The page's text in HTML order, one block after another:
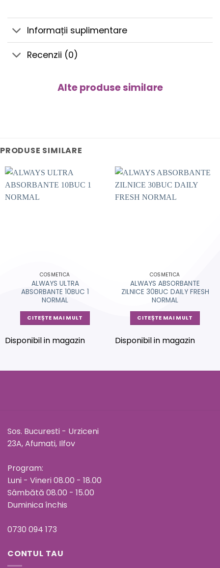
Informații suplimentare
Recenzii (0)
Alte produse similare
PRODUSE SIMILARE
COSMETICA
ALWAYS ULTRA
ABSORBANTE 10BUC 1
NORMAL
CITEȘTE MAI MULT
Disponibil in magazin
COSMETICA
ALWAYS ABSORBANTE
ZILNICE 30BUC DAILY FRESH
NORMAL
CITEȘTE MAI MULT
Disponibil in magazin
Sos. Bucuresti - Urziceni
23A, Afumati, Ilfov
Program:
Luni - Vineri 08.00 - 18.00
Sâmbătă 08.00 - 15.00
Duminica închis
0730 094 173
CONTUL TAU